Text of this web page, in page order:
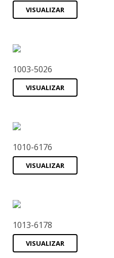
VISUALIZAR
1003-5026
VISUALIZAR
1010-6176
VISUALIZAR
1013-6178
VISUALIZAR